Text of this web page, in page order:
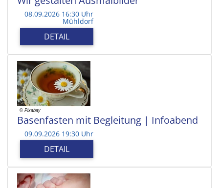
08.09.2026 16:30 Uhr
Mühldorf
DETAIL
Basenfasten mit Begleitung | Infoabend
09.09.2026 19:30 Uhr
DETAIL